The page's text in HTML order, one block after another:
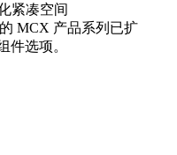
紧凑空间
MCX 产品系列已扩
件选项。